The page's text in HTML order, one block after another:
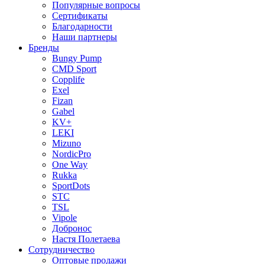
Популярные вопросы
Сертификаты
Благодарности
Наши партнеры
Бренды
Bungy Pump
CMD Sport
Copplife
Exel
Fizan
Gabel
KV+
LEKI
Mizuno
NordicPro
One Way
Rukka
SportDots
STC
TSL
Vipole
Добронос
Настя Полетаева
Сотрудничество
Оптовые продажи